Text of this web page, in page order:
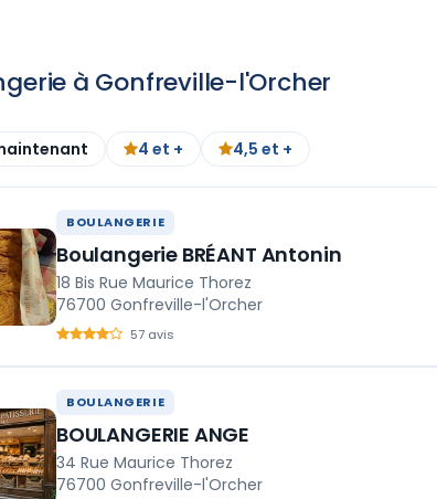
à Gonfreville-l'Orcher
4 et + 4,5 et +
BOULANGERIE
Boulangerie BRÉANT Antonin
18 Bis Rue Maurice Thorez
76700 Gonfreville-l'Orcher
57 avis
BOULANGERIE
BOULANGERIE ANGE
34 Rue Maurice Thorez
76700 Gonfreville-l'Orcher